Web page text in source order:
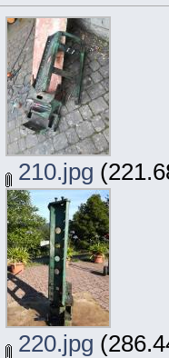
210.jpg
220.jpg